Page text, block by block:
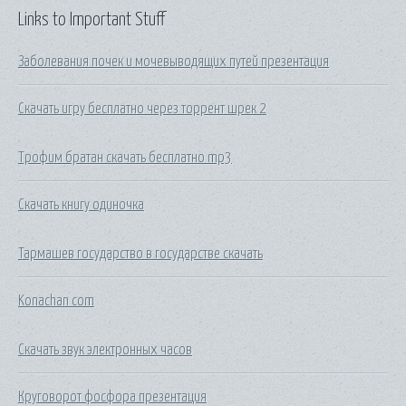
Links to Important Stuff
Заболевания почек и мочевыводящих путей презентация
Скачать игру бесплатно через торрент шрек 2
Трофим братан скачать бесплатно mp3
Скачать книгу одиночка
Тармашев государство в государстве скачать
Konachan com
Скачать звук электронных часов
Круговорот фосфора презентация